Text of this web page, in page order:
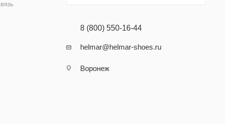
8 (800) 550-16-44
helmar@helmar-shoes.ru
Воронеж